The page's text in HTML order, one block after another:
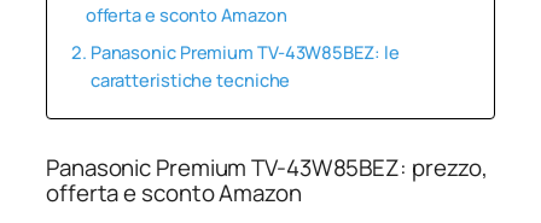
offerta e sconto Amazon
Panasonic Premium TV-43W85BEZ: le
caratteristiche tecniche
Panasonic Premium TV-43W85BEZ: prezzo,
offerta e sconto Amazon